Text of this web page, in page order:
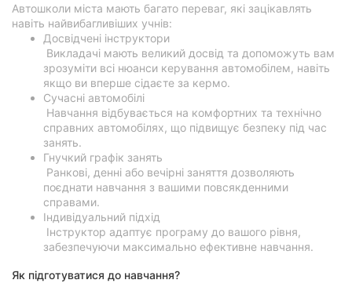
Автошколи міста мають багато переваг, які зацікавлять
навіть найвибагливіших учнів:
Досвідчені інструктори
Викладачі мають великий досвід та допоможуть вам
зрозуміти всі нюанси керування автомобілем, навіть
якщо ви вперше сідаєте за кермо.
Сучасні автомобілі
Навчання відбувається на комфортних та технічно
справних автомобілях, що підвищує безпеку під час
занять.
Гнучкий графік занять
Ранкові, денні або вечірні заняття дозволяють
поєднати навчання з вашими повсякденними
справами.
Індивідуальний підхід
Інструктор адаптує програму до вашого рівня,
забезпечуючи максимально ефективне навчання.
Як підготуватися до навчання?